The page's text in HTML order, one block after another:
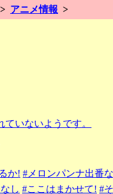
アニメ情報
ていないようです。
か! #メロンパンナ出番
し #ここはまかせて! #